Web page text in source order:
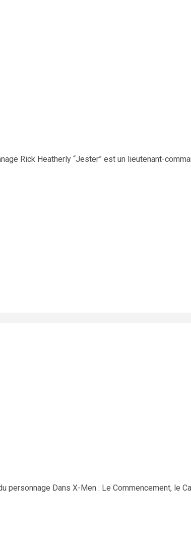
Rick Heatherly “Jester” est un lieutenant-
personnage Dans X-Men : Le Commencement, le